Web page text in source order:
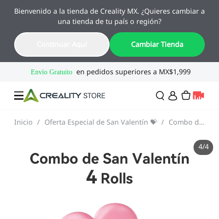
🔥 Ofertas de Regreso a Clases
Hasta 55% OFF · Del 1 al 25 de agosto
15 17
Hora
53
Min
59
Ofertas
Clases
Impresoras 3D
Inicio / Oferta Especial de San Valentín 💝 / Combo de San Valentín - 2/4/6 Rollos
4/4
Bienvenido a la tienda de Creality MX. ¿Quieres cambiar a
una tienda de tu país o región?
Cambiar Tienda